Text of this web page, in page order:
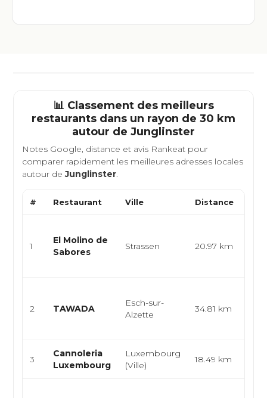
📊 Classement des meilleurs
restaurants dans un rayon de 30 km
autour de Junglinster
Notes Google, distance et avis Rankeat pour
comparer rapidement les meilleures adresses locales
autour deJunglinster.
# Restaurant Ville Distance
1
El Molino de
Sabores
Strassen 20.97 km
2 TAWADA
Esch-sur-
Alzette
34.81 km
3
Cannoleria
Luxembourg
Luxembourg
(Ville)
18.49 km